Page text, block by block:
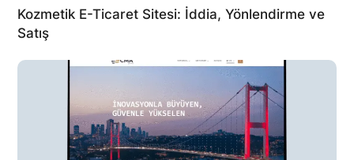
Kozmetik E-Ticaret Sitesi: İddia, Yönlendirme ve
Satış